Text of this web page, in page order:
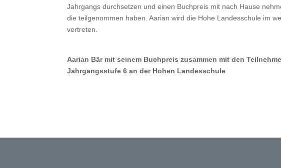
Jahrgangs durchsetzen und einen Buchpreis mit nach Hause
die teilgenommen haben. Aarian wird die Hohe Landesschule im
vertreten.
Aarian Bär mit seinem Buchpreis zusammen mit den
Jahrgangsstufe 6 an der Hohen Landesschule